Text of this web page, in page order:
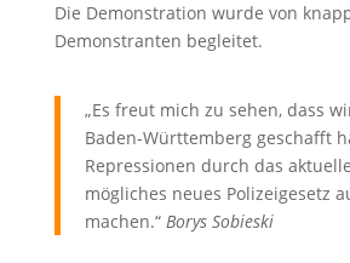
Die Demonstration wurde von
Demonstranten begleitet.
„Es freut mich zu sehen, dass
Baden-Württemberg geschafft
Repressionen durch das
mögliches neues Polizeigesetz
machen.“ Borys Sobieski